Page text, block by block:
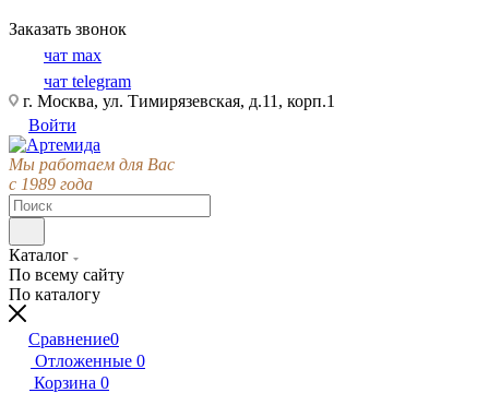
Заказать звонок
чат max
чат telegram
г. Москва, ул. Тимирязевская, д.11, корп.1
Войти
Мы работаем для Вас
с 1989 года
Каталог
По всему сайту
По каталогу
Сравнение0
Отложенные 0
Корзина 0